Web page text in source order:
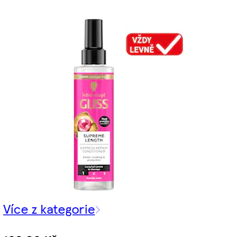
Více z kategorie